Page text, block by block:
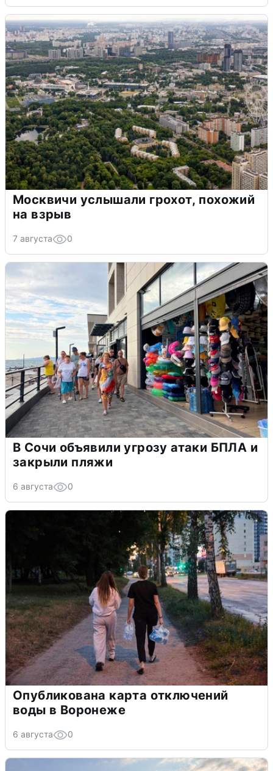
Москвичи услышали грохот, похожий
на взрыв
7 августа 0
В Сочи объявили угрозу атаки БПЛА и
закрыли пляжи
6 августа 0
Опубликована карта отключений
воды в Воронеже
6 августа 0